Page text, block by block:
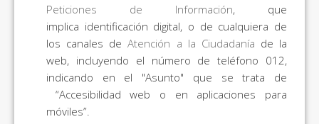
Peticiones de Información, que
implica identificación digital, o de cualquiera de
los canales deAtención a la Ciudadanía de la
web, incluyendo el número de teléfono 012,
indicando en el "Asunto" que se trata de
“Accesibilidad web o en aplicaciones para
móviles”.